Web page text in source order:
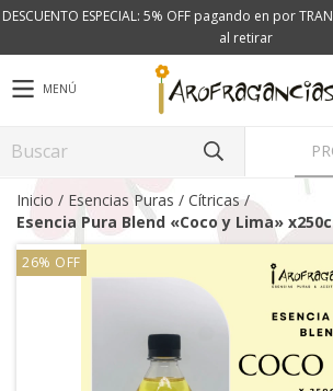
DESCUENTO ESPECIAL: 5% OFF pagando en por
al retirar
MENÚ
Inicio / Esencias Puras / Cítricas /
Esencia Pura Blend «Coco y Lima»
26% OFF